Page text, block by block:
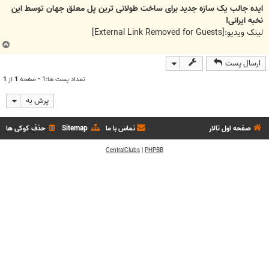
ت
ایده جالب یک سازه جدید برای ساخت طولانی ترین پل معلق جهان توسط این
نخبه ایرانی!
لینک ویدیو:[External Link Removed for Guests]
ارسال پست
تعداد پست ها:1 • صفحه 1 از 1
پرش به
صفحه اول تالار حذف کوکی ها Sitemap تماس با ما
PHPBB
|
CentralClubs